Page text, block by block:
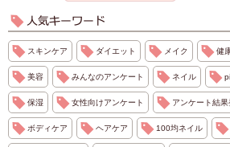
スキンケア ダイエット メイク 健
美容 みんなのアンケート ネイル
保湿 女性向けアンケート アンケート結果
ボディケア ヘアケア 100均ネイル